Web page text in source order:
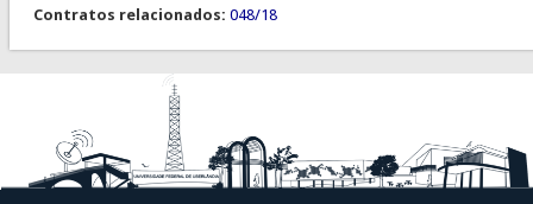
Contratos relacionados: 048/18